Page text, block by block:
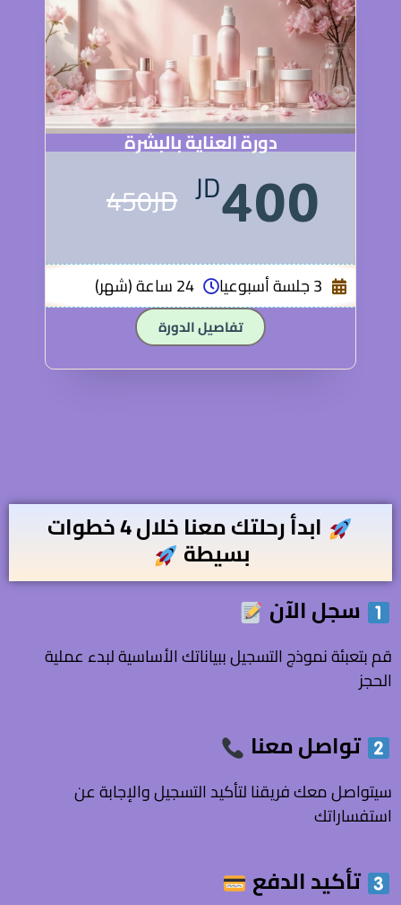
دورة العناية بالبشرة
400
450JD JD
3 جلسة أسبوعيا 24 ساعة (شهر)
تفاصيل الدورة
ابدأ رحلتك معنا خلال 4 خطوات
بسيطة
سجلالآن
قم بتعبئة نموذج التسجيل ببياناتك الأساسية لبدء عملية
الحجز
تواصل معنا
سيتواصل معك فريقنا لتأكيد التسجيل والإجابة عن
استفساراتك
تأكيد الدفع